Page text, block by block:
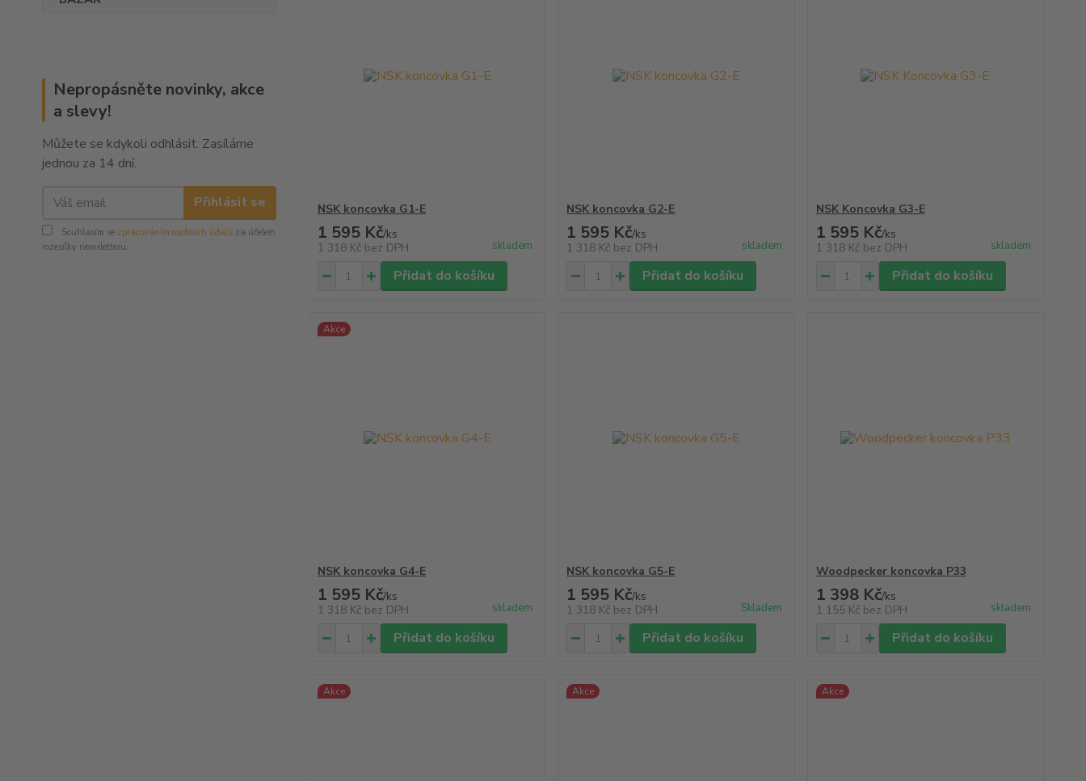
Nepropásněte novinky, akce
a slevy!
Můžete se kdykoli odhlásit. Zasíláme
jednou za 14 dní.
Přihlásit se
Souhlasím se zpracováním osobních údajů za účelem
rozesílky newsletteru.
NSK koncovka G1-E
1 595 Kč/ks
1 318 Kč bez DPH skladem
Přidat do košíku
NSK koncovka G2-E
1 595 Kč/ks
1 318 Kč bez DPH skladem
Přidat do košíku
NSK Koncovka G3-E
1 595 Kč/ks
1 318 Kč bez DPH skladem
Přidat do košíku
Akce
NSK koncovka G4-E
1 595 Kč/ks
1 318 Kč bez DPH skladem
Přidat do košíku
NSK koncovka G5-E
1 595 Kč/ks
1 318 Kč bez DPH Skladem
Přidat do košíku
Woodpecker koncovka P33
1 398 Kč/ks
1 155 Kč bez DPH skladem
Přidat do košíku
Akce Akce Akce